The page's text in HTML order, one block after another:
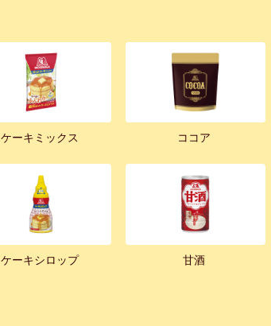
ケーキミックス ココア
ケーキシロップ 甘酒